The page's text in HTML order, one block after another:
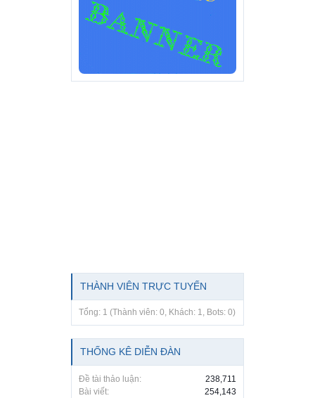
THÀNH VIÊN TRỰC TUYẾN
Tổng: 1 (Thành viên: 0, Khách: 1, Bots: 0)
THỐNG KÊ DIỄN ĐÀN
Đề tài thảo luận:
238,711
Bài viết:
254,143